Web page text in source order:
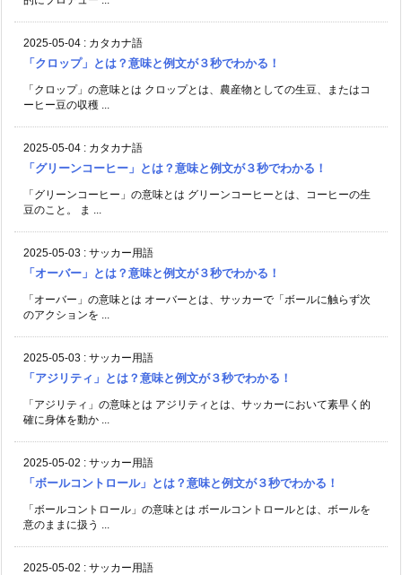
2025-05-04 : カタカナ語
「クロップ」とは？意味と例文が３秒でわかる！
「クロップ」の意味とは クロップとは、農産物としての生豆、またはコ
ーヒー豆の収穫 ...
2025-05-04 : カタカナ語
「グリーンコーヒー」とは？意味と例文が３秒でわかる！
「グリーンコーヒー」の意味とは グリーンコーヒーとは、コーヒーの生
豆のこと。 ま ...
2025-05-03 : サッカー用語
「オーバー」とは？意味と例文が３秒でわかる！
「オーバー」の意味とは オーバーとは、サッカーで「ボールに触らず次
のアクションを ...
2025-05-03 : サッカー用語
「アジリティ」とは？意味と例文が３秒でわかる！
「アジリティ」の意味とは アジリティとは、サッカーにおいて素早く的
確に身体を動か ...
2025-05-02 : サッカー用語
「ボールコントロール」とは？意味と例文が３秒でわかる！
「ボールコントロール」の意味とは ボールコントロールとは、ボールを
意のままに扱う ...
2025-05-02 : サッカー用語